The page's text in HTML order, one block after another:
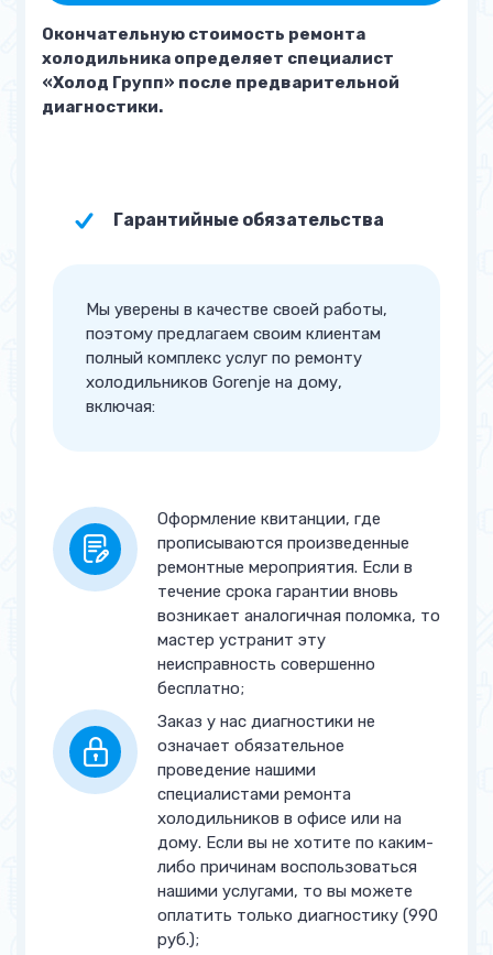
перемораживает
Намерзает шуба из снега
(перемораживает)
от 2 000 руб.
температуру (плохо
Замена пускового реле от 500 руб.
Замена термостата от 700 руб.
шредера
Замена таймера оттайки от 900 руб.
Замена сетевого кабеля
Замена плавкого
предохранителя
от 900 руб.
Работы по электропроводке от 900 руб.
Устранение утечки от 1 400 руб.
Заправка фреоном от 1 400 руб.
Окончательную стоимость ремонта
холодильника определяет специалист
«Холод Групп» после предварительной
диагностики.
Гарантийные обязательства
Мы уверены в качестве своей работы,
поэтому предлагаем своим клиентам
полный комплекс услуг по ремонту
холодильников Gorenje на дому,
включая:
Оформление квитанции, где
прописываются произведенные
ремонтные мероприятия. Если в
течение срока гарантии вновь
возникает аналогичная поломка, то
мастер устранит эту
неисправность совершенно
бесплатно;
Заказ у нас диагностики не
означает обязательное
проведение нашими
специалистами ремонта
холодильников в офисе или на
дому. Если вы не хотите по каким-
либо причинам воспользоваться
нашими услугами, то вы можете
оплатить только диагностику (990
руб.);